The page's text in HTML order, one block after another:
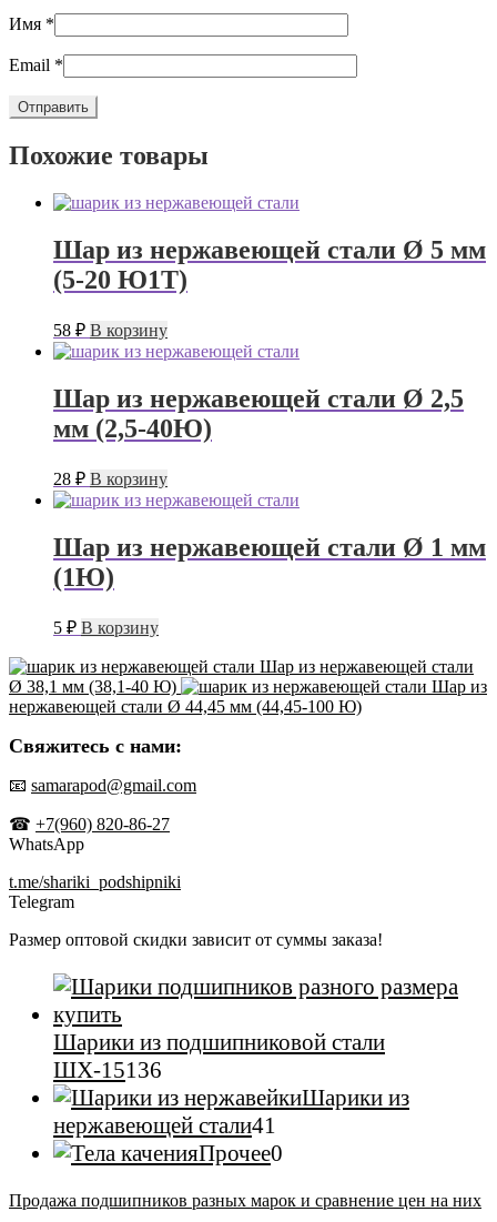
Имя *
Email *
Похожие товары
Шар из нержавеющей стали Ø 5 мм
(5-20 Ю1Т)
58 ₽ В корзину
Шар из нержавеющей стали Ø 2,5
мм (2,5-40Ю)
28 ₽ В корзину
Шар из нержавеющей стали Ø 1 мм
(1Ю)
5 ₽ В корзину
Шар из нержавеющей стали
Ø 38,1 мм (38,1-40 Ю)
Шар из
нержавеющей стали Ø 44,45 мм (44,45-100 Ю)
Свяжитесь с нами:
📧 samarapod@gmail.com
☎ +7(960) 820-86-27
WhatsApp
t.me/shariki_podshipniki
Telegram
Размер оптовой скидки зависит от суммы заказа!
Шарики из подшипниковой стали
ШХ-15136
товаров
Шарики из
нержавеющей стали41
товар
Прочее0
Продажа подшипников разных марок и сравнение цен на них